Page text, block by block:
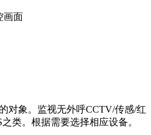
画面
对象。监视无外呼CCTV/传感/红
类。根据需要选择相应设备。